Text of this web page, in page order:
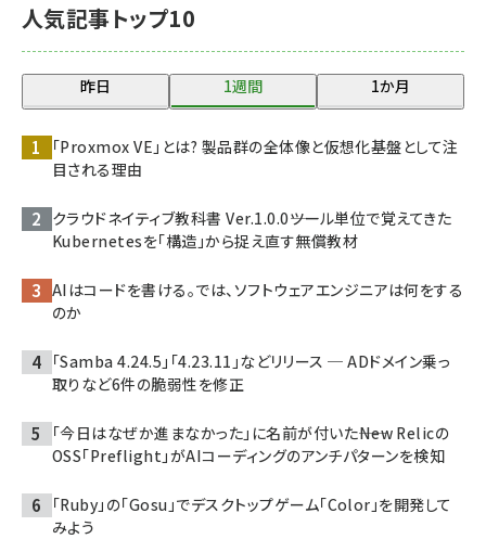
人気記事トップ10
昨日 1週間 1か月
「Proxmox VE」とは? 製品群の全体像と仮想化基盤として注
目される理由
クラウドネイティブ教科書 Ver.1.0.0――ツール単位で覚えてきた
Kubernetesを「構造」から捉え直す無償教材
AIはコードを書ける。では、ソフトウェアエンジニアは何をする
のか
「Samba 4.24.5」「4.23.11」などリリース ─ ADドメイン乗っ
取りなど6件の脆弱性を修正
「今日はなぜか進まなかった」に名前が付いた――New Relicの
OSS「Preflight」がAIコーディングのアンチパターンを検知
「Ruby」の「Gosu」でデスクトップゲーム「Color」を開発して
みよう